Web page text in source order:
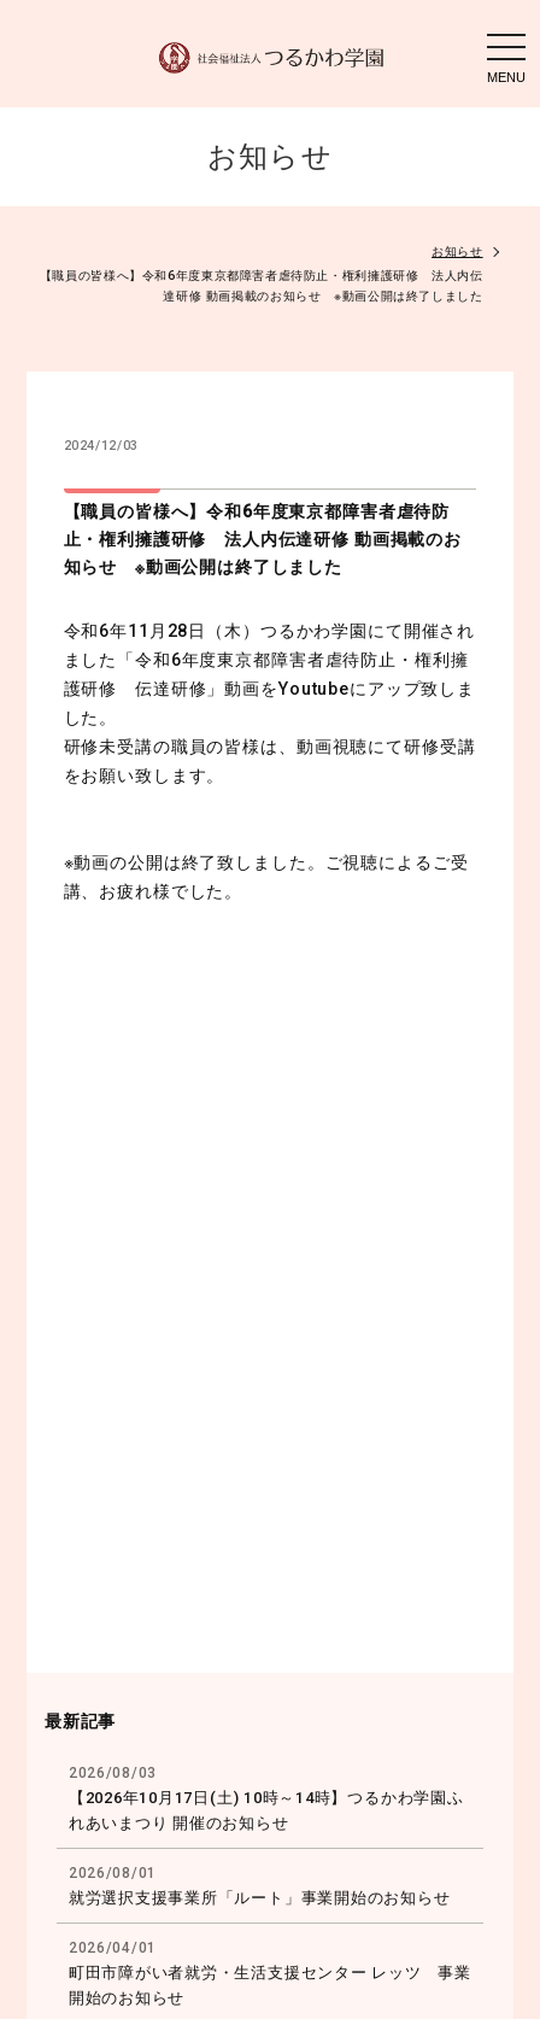
お知らせ
お知らせ
【職員の皆様へ】令和6年度東京都障害者虐待防止・権利擁護研修 法人内伝
達研修 動画掲載のお知らせ ※動画公開は終了しました
2024/12/03
【職員の皆様へ】令和6年度東京都障害者虐待防
止・権利擁護研修 法人内伝達研修 動画掲載のお
知らせ ※動画公開は終了しました
令和6年11月28日（木）つるかわ学園にて開催され
ました「令和6年度東京都障害者虐待防止・権利擁
護研修 伝達研修」動画をYoutubeにアップ致しま
した。
研修未受講の職員の皆様は、動画視聴にて研修受講
をお願い致します。
※動画の公開は終了致しました。ご視聴によるご受
講、お疲れ様でした。
最新記事
2026/08/03
【2026年10月17日(土) 10時～14時】つるかわ学園ふ
れあいまつり 開催のお知らせ
2026/08/01
就労選択支援事業所「ルート」事業開始のお知らせ
2026/04/01
町田市障がい者就労・生活支援センター レッツ 事業
開始のお知らせ